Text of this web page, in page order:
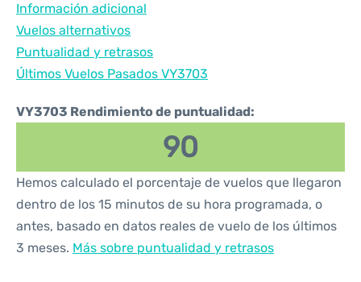
Información adicional
Vuelos alternativos
Puntualidad y retrasos
Últimos Vuelos Pasados VY3703
VY3703 Rendimiento de puntualidad:
90
Hemos calculado el porcentaje de vuelos que llegaron
dentro de los 15 minutos de su hora programada, o
antes, basado en datos reales de vuelo de los últimos
3 meses. Más sobre puntualidad y retrasos